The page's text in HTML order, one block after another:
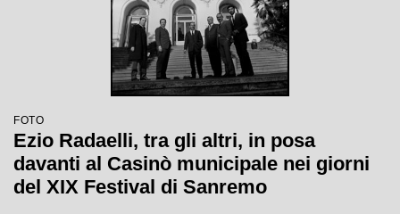
FOTO
Ezio Radaelli, tra gli altri, in posa
davanti al Casinò municipale nei giorni
del XIX Festival di Sanremo